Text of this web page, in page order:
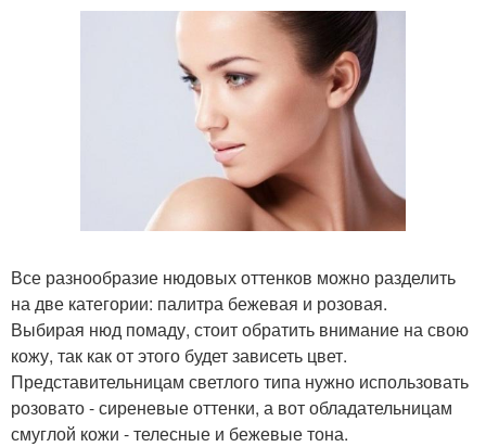
Все разнообразие нюдовых оттенков можно разделить
на две категории: палитра бежевая и розовая.
Выбирая нюд помаду, стоит обратить внимание на свою
кожу, так как от этого будет зависеть цвет.
Представительницам светлого типа нужно использовать
розовато - сиреневые оттенки, а вот обладательницам
смуглой кожи - телесные и бежевые тона.